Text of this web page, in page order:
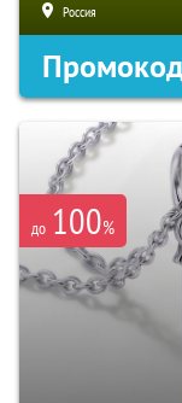
Россия
до 100%